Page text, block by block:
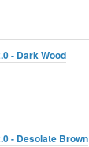
- Dark Wood
- Desolate Brown